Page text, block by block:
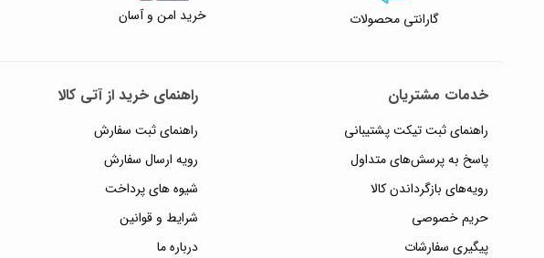
گارانتی محصولات خرید امن و آسان
خدمات مشتریان
راهنمای ثبت تیکت پشتیبانی
پاسخ به پرسش‌های متداول
رویه‌های بازگرداندن کالا
حریم خصوصی
پیگیری سفارشات
راهنمای خرید از آتی کالا
راهنمای ثبت سفارش
رویه ارسال سفارش
شیوه های پرداخت
شرایط و قوانین
درباره ما